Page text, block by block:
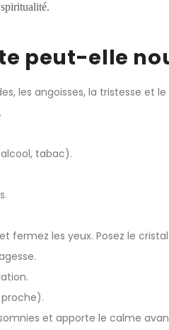
peut-elle
les angoisses, la tristesse et
tabac).
fermez les yeux. Posez le
et apporte le calme